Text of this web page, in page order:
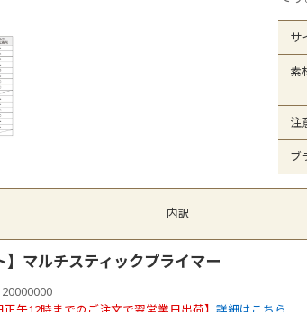
サ
素
注
ブ
内訳
】マルチスティックプライマー